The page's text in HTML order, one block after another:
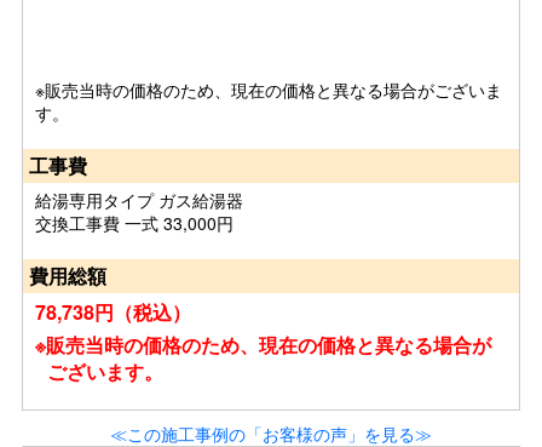
※販売当時の価格のため、現在の価格と異なる場合がございま
す。
工事費
給湯専用タイプ ガス給湯器
交換工事費 一式 33,000円
費用総額
78,738円（税込）
※販売当時の価格のため、現在の価格と異なる場合が
ございます。
≪この施工事例の「お客様の声」を見る≫